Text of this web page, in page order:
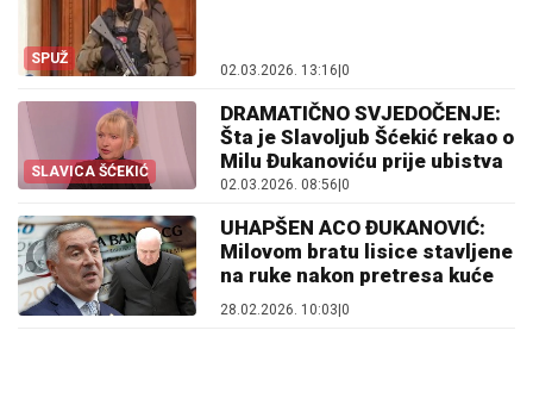
SPUŽ
02.03.2026. 13:16|0
SLAVICA ŠĆEKIĆ
DRAMATIČNO SVJEDOČENJE:
Šta je Slavoljub Šćekić rekao o
Milu Đukanoviću prije ubistva
02.03.2026. 08:56|0
UHAPŠEN ACO ĐUKANOVIĆ:
Milovom bratu lisice stavljene
na ruke nakon pretresa kuće
28.02.2026. 10:03 0